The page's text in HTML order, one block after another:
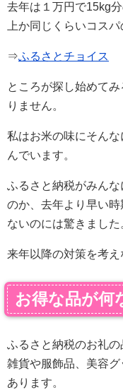
去年は１万円で15kg
上か同じくらいコス
⇒ふるさとチョイス
ところが探し始めて
りません。
私はお米の味にそん
んでいます。
ふるさと納税がみん
のか、去年より早い
ないのには驚きました
来年以降の対策を考え
お得な品が何
ふるさと納税のお礼の
雑貨や服飾品、美容
あります。